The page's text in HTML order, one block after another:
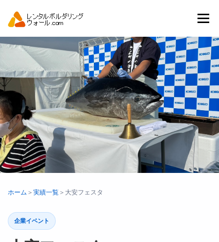
ツ
キ
ッ
プ
メニュー
トップ 自動見積り 商品一覧
アーバンスポーツイベント.JP
ホーム ＞実績一覧 ＞ 大安フェスタ
企業イベント